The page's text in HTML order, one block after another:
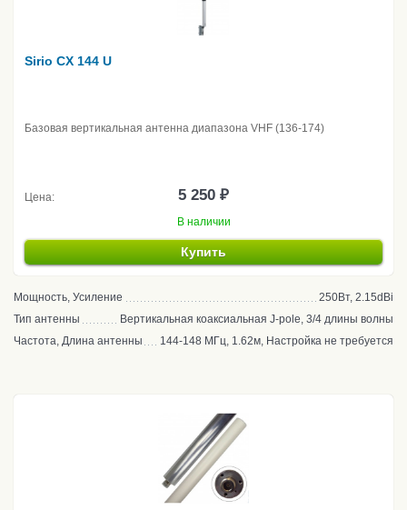
Sirio CX 144 U
Базовая вертикальная антенна диапазона VHF (136-174)
Цена: 5 250 ₽
В наличии
Купить
Мощность, Усиление
250Вт, 2.15dBi
Тип антенны
Вертикальная коаксиальная J-pole, 3/4 длины волны
Частота, Длина антенны
144-148 МГц, 1.62м, Настройка не требуется